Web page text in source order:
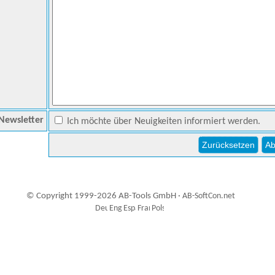
Newsletter Ich möchte über Neuigkeiten informiert werden.
© Copyright 1999-2026 AB-Tools GmbH · AB-SoftCon.net